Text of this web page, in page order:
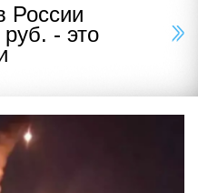
России
- это